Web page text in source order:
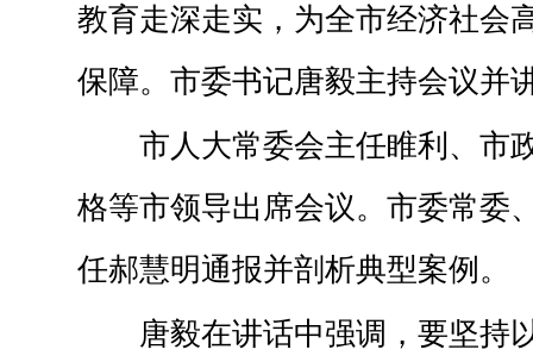
教育走深走实，为全市经济社会
保障。市委书记唐毅主持会议并
市人大常委会主任睢利、市
格等市领导出席会议。市委常委
任郝慧明通报并剖析典型案例。
唐毅在讲话中强调，要坚持